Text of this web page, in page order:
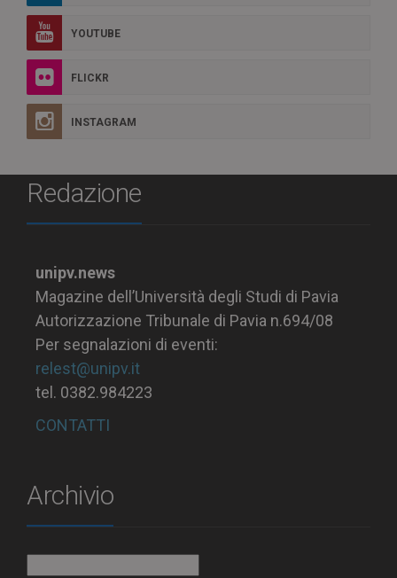
YOUTUBE
FLICKR
INSTAGRAM
Redazione
unipv.news
Magazine dell’Università degli Studi di Pavia
Autorizzazione Tribunale di Pavia n.694/08
Per segnalazioni di eventi:
relest@unipv.it
tel. 0382.984223
CONTATTI
Archivio